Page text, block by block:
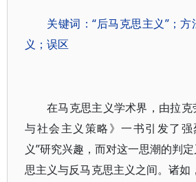
关键词：“后马克思主义”；
义；误区
在马克思主义学术界，由拉
与社会主义策略》一书引发了强
义”研究兴趣，而对这一思潮的判
思主义与反马克思主义之间。诸如